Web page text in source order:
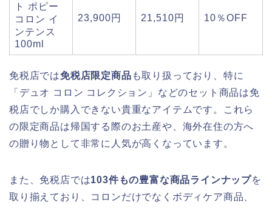
ト ポピー
コロン イ
ンテンス
100ml
23,900円 21,510円 10％OFF
免税店では免税店限定商品 も取り扱っており、特に
「デュオ コロン コレクション」などのセット商品は免
税店でしか購入できない貴重なアイテムです。これら
の限定商品は帰国する際のお土産や、海外在住の方へ
の贈り物として非常に人気が高くなっています。
また、免税店では103件もの豊富な商品ラインナップを
取り揃えており、コロンだけでなくボディケア商品、